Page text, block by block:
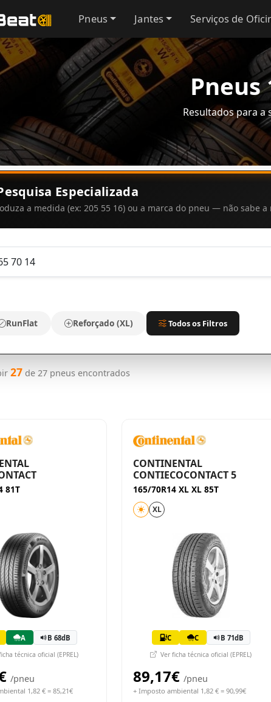
Pneus Jantes Serviços de
Pneus
Resultados para a
Especializada
a medida (ex: 205 55 16) ou a marca do pneu — não sabe a
RunFlat Reforçado (XL) Todos os Filtros
27de 27pneus encontrados
81T
A B 68dB
técnica oficial (EPREL)
/pneu
1,82 € = 85,21€
CONTINENTAL
CONTIECOCONTACT 5
165/70R14 XL XL 85T
XL
C C B 71dB
Ver ficha técnica oficial (EPREL)
89,17€ /pneu
+ Imposto ambiental 1,82 € = 90,99€